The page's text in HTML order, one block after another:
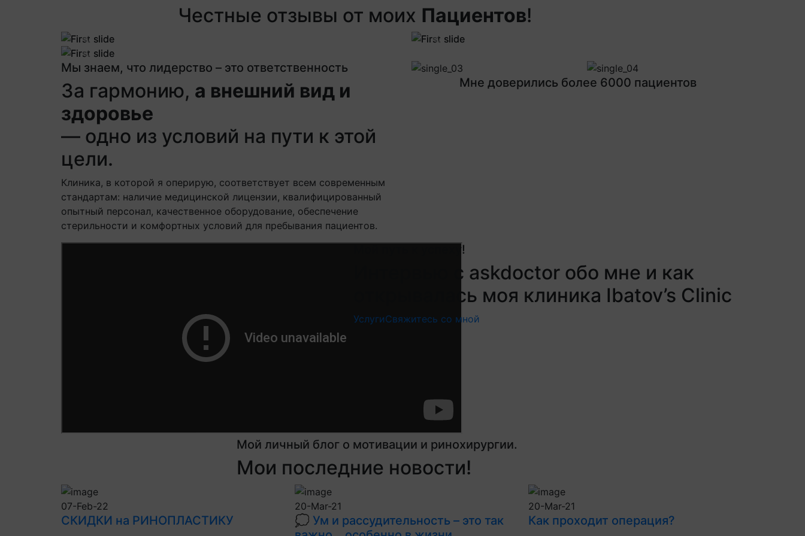
Честные отзывы от моих Пациентов!
Previous Previous
Previous
Мы знаем, что лидерство – это ответственность
За гармонию, а внешний вид и
здоровье
— одно из условий на пути к этой
цели.
Клиника, в которой я оперирую, соответствует всем современным
стандартам: наличие медицинской лицензии, квалифицированный
опытный персонал, качественное оборудование, обеспечение
стерильности и комфортных условий для пребывания пациентов.
Мне доверились более 6000 пациентов
Мой путь к успеху!
Интервью с askdoctor обо мне и как
открывалась моя клиника Ibatov’s Clinic
УслугиСвяжитесь со мной
Мой личный блог о мотивации и ринохирургии.
Мои последние новости!
07-Feb-22
СКИДКИ на РИНОПЛАСТИКУ
20-Mar-21
💭 Ум и рассудительность – это так
20-Mar-21
Как проходит операция?